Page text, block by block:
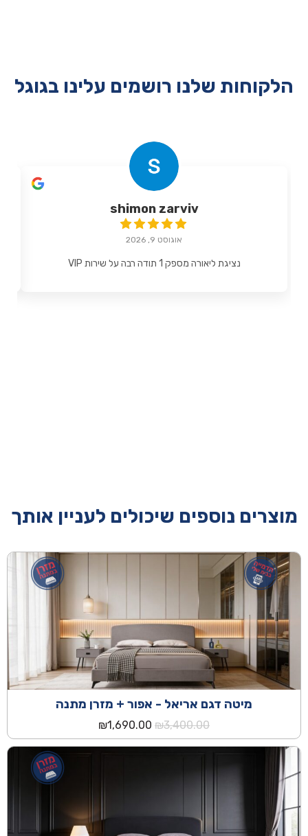
הלקוחות שלנו רושמים עלינו בגוגל
shimon zarviv
אוגוסט 9, 2026
נציגת ליאורה מספק 1 תודה רבה על שירות VIP
מוצרים נוספים שיכולים לעניין אותך
מיטה דגם אריאל - אפור + מזרן מתנה
₪3,400.00
המחיר
המקורי
היה:
₪1,690.00
הנוכחי
הוא:
₪1,690.00.